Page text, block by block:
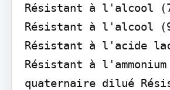
Résistant à l'alcool
Résistant à l'alcool
Résistant à l'acide
Résistant à l'ammonium
quaternaire dilué